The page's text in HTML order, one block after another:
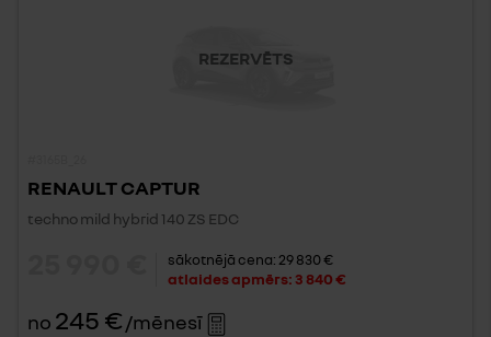
REZERVĒTS
RENAULT CAPTUR
techno mild hybrid 140 ZS EDC
sākotnējā cena: 29 830 €
atlaides apmērs: 3 840 €
no 245 €/mēnesī